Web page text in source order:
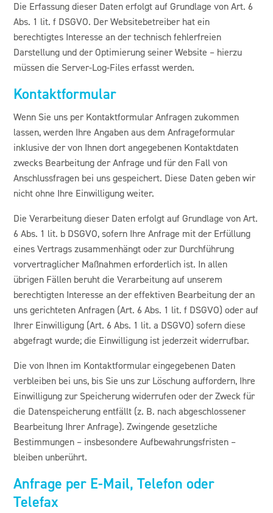
Die Erfassung dieser Daten erfolgt auf Grundlage von Art. 6
Abs. 1 lit. f DSGVO. Der Websitebetreiber hat ein
berechtigtes Interesse an der technisch fehlerfreien
Darstellung und der Optimierung seiner Website – hierzu
müssen die Server-Log-Files erfasst werden.
Kontaktformular
Wenn Sie uns per Kontaktformular Anfragen zukommen
lassen, werden Ihre Angaben aus dem Anfrageformular
inklusive der von Ihnen dort angegebenen Kontaktdaten
zwecks Bearbeitung der Anfrage und für den Fall von
Anschlussfragen bei uns gespeichert. Diese Daten geben wir
nicht ohne Ihre Einwilligung weiter.
Die Verarbeitung dieser Daten erfolgt auf Grundlage von Art.
6 Abs. 1 lit. b DSGVO, sofern Ihre Anfrage mit der Erfüllung
eines Vertrags zusammenhängt oder zur Durchführung
vorvertraglicher Maßnahmen erforderlich ist. In allen
übrigen Fällen beruht die Verarbeitung auf unserem
berechtigten Interesse an der effektiven Bearbeitung der an
uns gerichteten Anfragen (Art. 6 Abs. 1 lit. f DSGVO) oder auf
Ihrer Einwilligung (Art. 6 Abs. 1 lit. a DSGVO) sofern diese
abgefragt wurde; die Einwilligung ist jederzeit widerrufbar.
Die von Ihnen im Kontaktformular eingegebenen Daten
verbleiben bei uns, bis Sie uns zur Löschung auffordern, Ihre
Einwilligung zur Speicherung widerrufen oder der Zweck für
die Datenspeicherung entfällt (z. B. nach abgeschlossener
Bearbeitung Ihrer Anfrage). Zwingende gesetzliche
Bestimmungen – insbesondere Aufbewahrungsfristen –
bleiben unberührt.
Anfrage per E-Mail, Telefon oder
Telefax